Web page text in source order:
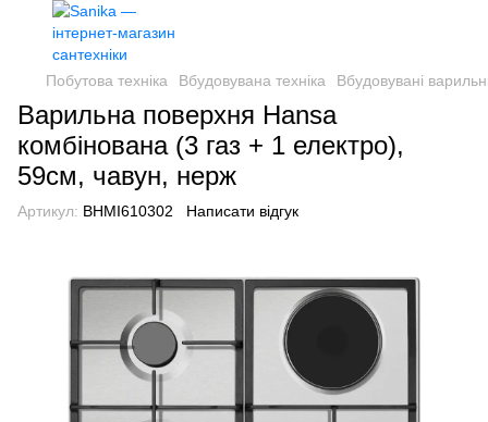
Побутова техніка Вбудовувана техніка Вбудовувані
Варильна поверхня Hansa
комбінована (3 газ + 1 електро),
59см, чавун, нерж
Артикул: BHMI610302 Написати відгук